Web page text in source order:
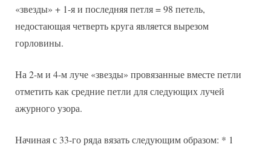
«звезды» + 1-я и последняя петля = 98 петель,
недостающая четверть круга является вырезом
горловины.
На 2-м и 4-м луче «звезды» провязанные вместе петли
отметить как средние петли для следующих лучей
ажурного узора.
Начиная с 33-го ряда вязать следующим образом: * 1